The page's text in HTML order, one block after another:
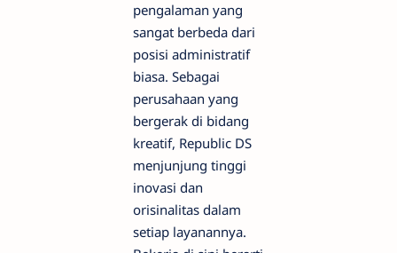
pengalaman yang
sangat berbeda dari
posisi administratif
biasa. Sebagai
perusahaan yang
bergerak di bidang
kreatif, Republic DS
menjunjung tinggi
inovasi dan
orisinalitas dalam
setiap layanannya.